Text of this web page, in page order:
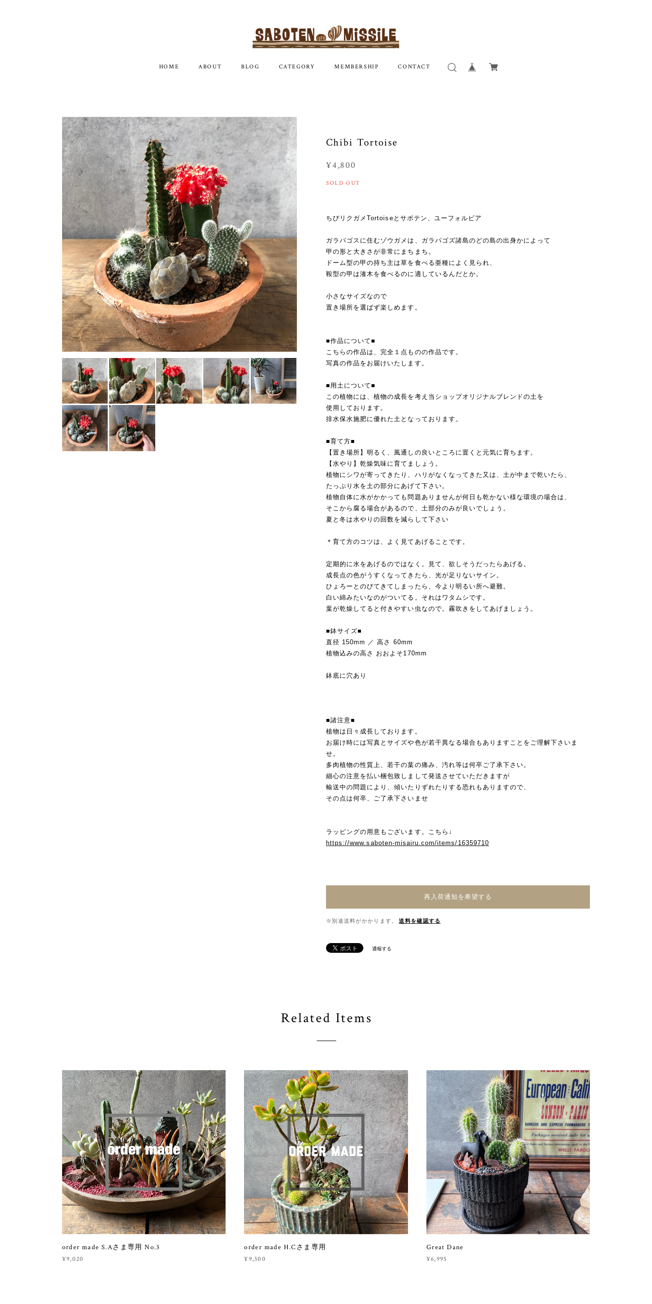
HOME ABOUT BLOG CATEGORY MEMBERSHIP CONTACT
Chibi Tortoise
¥4,800
SOLD OUT
ちびリクガメTortoiseとサボテン、ユーフォルビア
ガラパゴスに住むゾウガメは、ガラパゴズ諸島のどの島の出身かによって
甲の形と大きさが非常にまちまち。
ドーム型の甲の持ち主は草を食べる亜種によく見られ、
鞍型の甲は潅木を食べるのに適しているんだとか。
小さなサイズなので
置き場所を選ばず楽しめます。
■作品について■
こちらの作品は、完全１点ものの作品です。
写真の作品をお届けいたします。
■用土について■
この植物には、植物の成長を考え当ショップオリジナルブレンドの土を
使用しております。
排水保水施肥に優れた土となっております。
■育て方■
【置き場所】明るく、風通しの良いところに置くと元気に育ちます。
【水やり】乾燥気味に育てましょう。
植物にシワが寄ってきたり、ハリがなくなってきた又は、土が中まで乾いたら、
たっぷり水を土の部分にあげて下さい。
植物自体に水がかかっても問題ありませんが何日も乾かない様な環境の場合は、
そこから腐る場合があるので、土部分のみが良いでしょう。
夏と冬は水やりの回数を減らして下さい
＊育て方のコツは、よく見てあげることです。
定期的に水をあげるのではなく。見て、欲しそうだったらあげる。
成長点の色がうすくなってきたら、光が足りないサイン。
ひょろーとのびてきてしまったら、今より明るい所へ避難。
白い綿みたいなのがついてる。それはワタムシです。
葉が乾燥してると付きやすい虫なので。霧吹きをしてあげましょう。
■鉢サイズ■
直径 150mm ／ 高さ 60mm
植物込みの高さ おおよそ170mm
鉢底に穴あり
■諸注意■
植物は日々成長しております。
お届け時には写真とサイズや色が若干異なる場合もありますことをご理解下さいま
せ。
多肉植物の性質上、若干の葉の痛み、汚れ等は何卒ご了承下さい。
細心の注意を払い梱包致しまして発送させていただきますが
輸送中の問題により、傾いたりずれたりする恐れもありますので、
その点は何卒、ご了承下さいませ
ラッピングの用意もございます。こちら↓
https://www.saboten-misairu.com/items/16359710
再入荷通知を希望する
※別途送料がかかります。 送料を確認する
通報する
Related Items
order made S.Aさま専用 No.3
¥9,020
order made H.Cさま専用
¥9,300
Great Dane
¥6,995